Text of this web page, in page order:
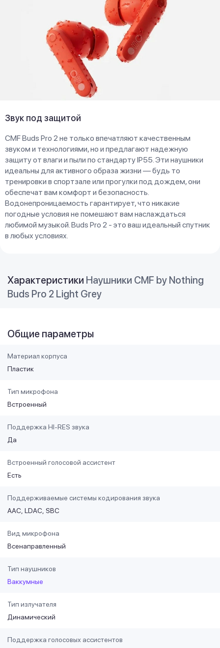
Звук под защитой
CMF Buds Pro 2 не только впечатляют качественным
звуком и технологиями, но и предлагают надежную
защиту от влаги и пыли по стандарту IP55. Эти наушники
идеальны для активного образа жизни — будь то
тренировки в спортзале или прогулки под дождем, они
обеспечат вам комфорт и безопасность.
Водонепроницаемость гарантирует, что никакие
погодные условия не помешают вам наслаждаться
любимой музыкой. Buds Pro 2 - это ваш идеальный спутник
в любых условиях.
Характеристики Наушники CMF by Nothing
Buds Pro 2 Light Grey
Общие параметры
Материал корпуса
Пластик
Тип микрофона
Встроенный
Поддержка HI-RES звука
Да
Встроенный голосовой ассистент
Есть
Поддерживаемые системы кодирования звука
AAC LDAC SBC
Вид микрофона
Всенаправленный
Тип наушников
Ваккумные
Тип излучателя
Динамический
Поддержка голосовых ассистентов